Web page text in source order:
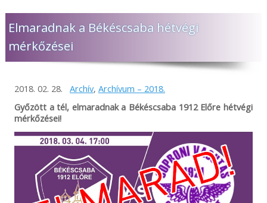
Elmaradnak a Békéscsaba hétvégi
mérkőzései
2018. 02. 28. Archív, Archívum – 2018.
Győzött a tél, elmaradnak a Békéscsaba 1912 Előre hétvégi
mérkőzései!